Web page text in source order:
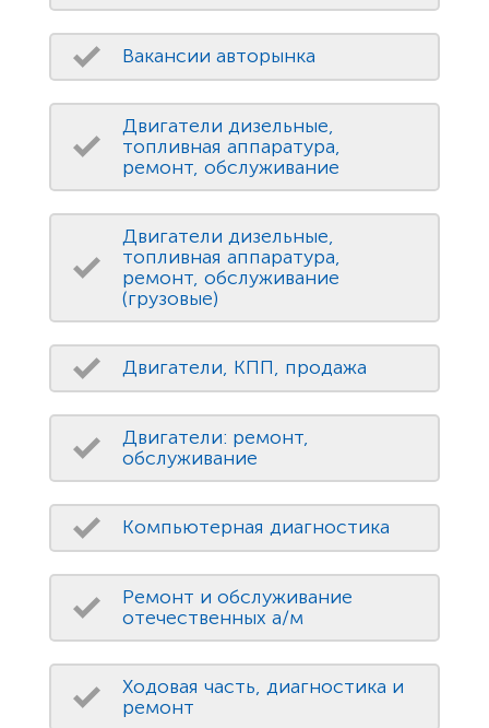
Вакансии авторынка
Двигатели дизельные,
топливная аппаратура,
ремонт, обслуживание
Двигатели дизельные,
топливная аппаратура,
ремонт, обслуживание
(грузовые)
Двигатели, КПП, продажа
Двигатели: ремонт,
обслуживание
Компьютерная диагностика
Ремонт и обслуживание
отечественных а/м
Ходовая часть, диагностика и
ремонт